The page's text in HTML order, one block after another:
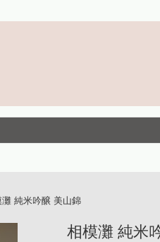
灘 純米吟醸 美山錦
相模灘 純米